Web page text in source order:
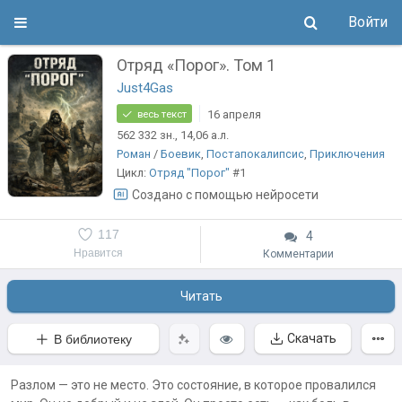
Войти
Отряд «Порог». Том 1
Just4Gas
весь текст
16 апреля
562 332 зн., 14,06 а.л.
Роман /Боевик,Постапокалипсис,Приключения
Цикл:Отряд "Порог" #1
Создано с помощью нейросети
Нравится
117 4
Комментарии
Читать
В библиотеку Скачать
Разлом — это не место. Это состояние, в которое провалился